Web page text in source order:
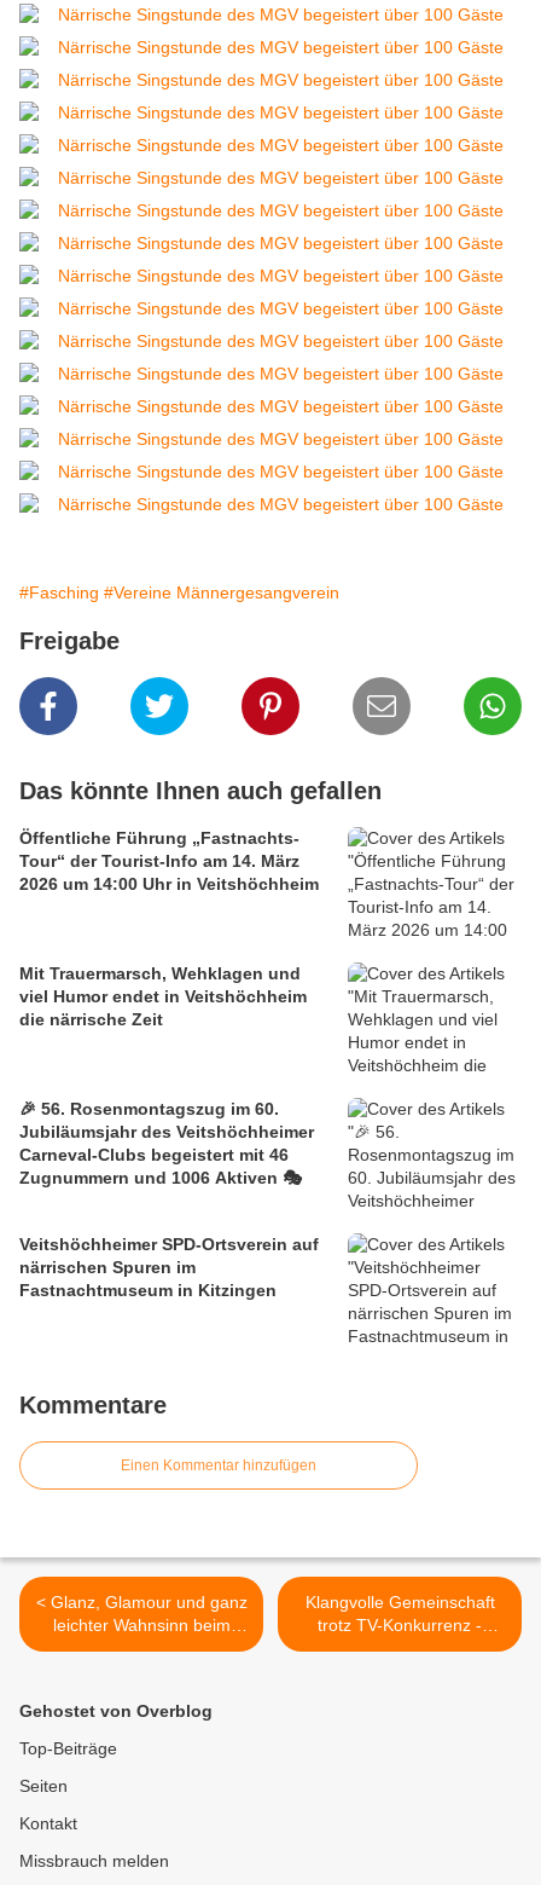
#Fasching #Vereine Männergesangverein
Freigabe
Das könnte Ihnen auch gefallen
Öffentliche Führung „Fastnachts-
Tour“ der Tourist-Info am 14. März
2026 um 14:00 Uhr in Veitshöchheim
Mit Trauermarsch, Wehklagen und
viel Humor endet in Veitshöchheim
die närrische Zeit
🎉 56. Rosenmontagszug im 60.
Jubiläumsjahr des Veitshöchheimer
Carneval-Clubs begeistert mit 46
Zugnummern und 1006 Aktiven 🎭
Veitshöchheimer SPD-Ortsverein auf
närrischen Spuren im
Fastnachtmuseum in Kitzingen
Kommentare
Einen Kommentar hinzufügen
< Glanz, Glamour und ganz
leichter Wahnsinn beim
Weiberfasching des
Klangvolle Gemeinschaft
trotz TV-Konkurrenz -
Neujahrskonzert des ESG-
Gehostet von Overblog
Top-Beiträge
Seiten
Kontakt
Missbrauch melden